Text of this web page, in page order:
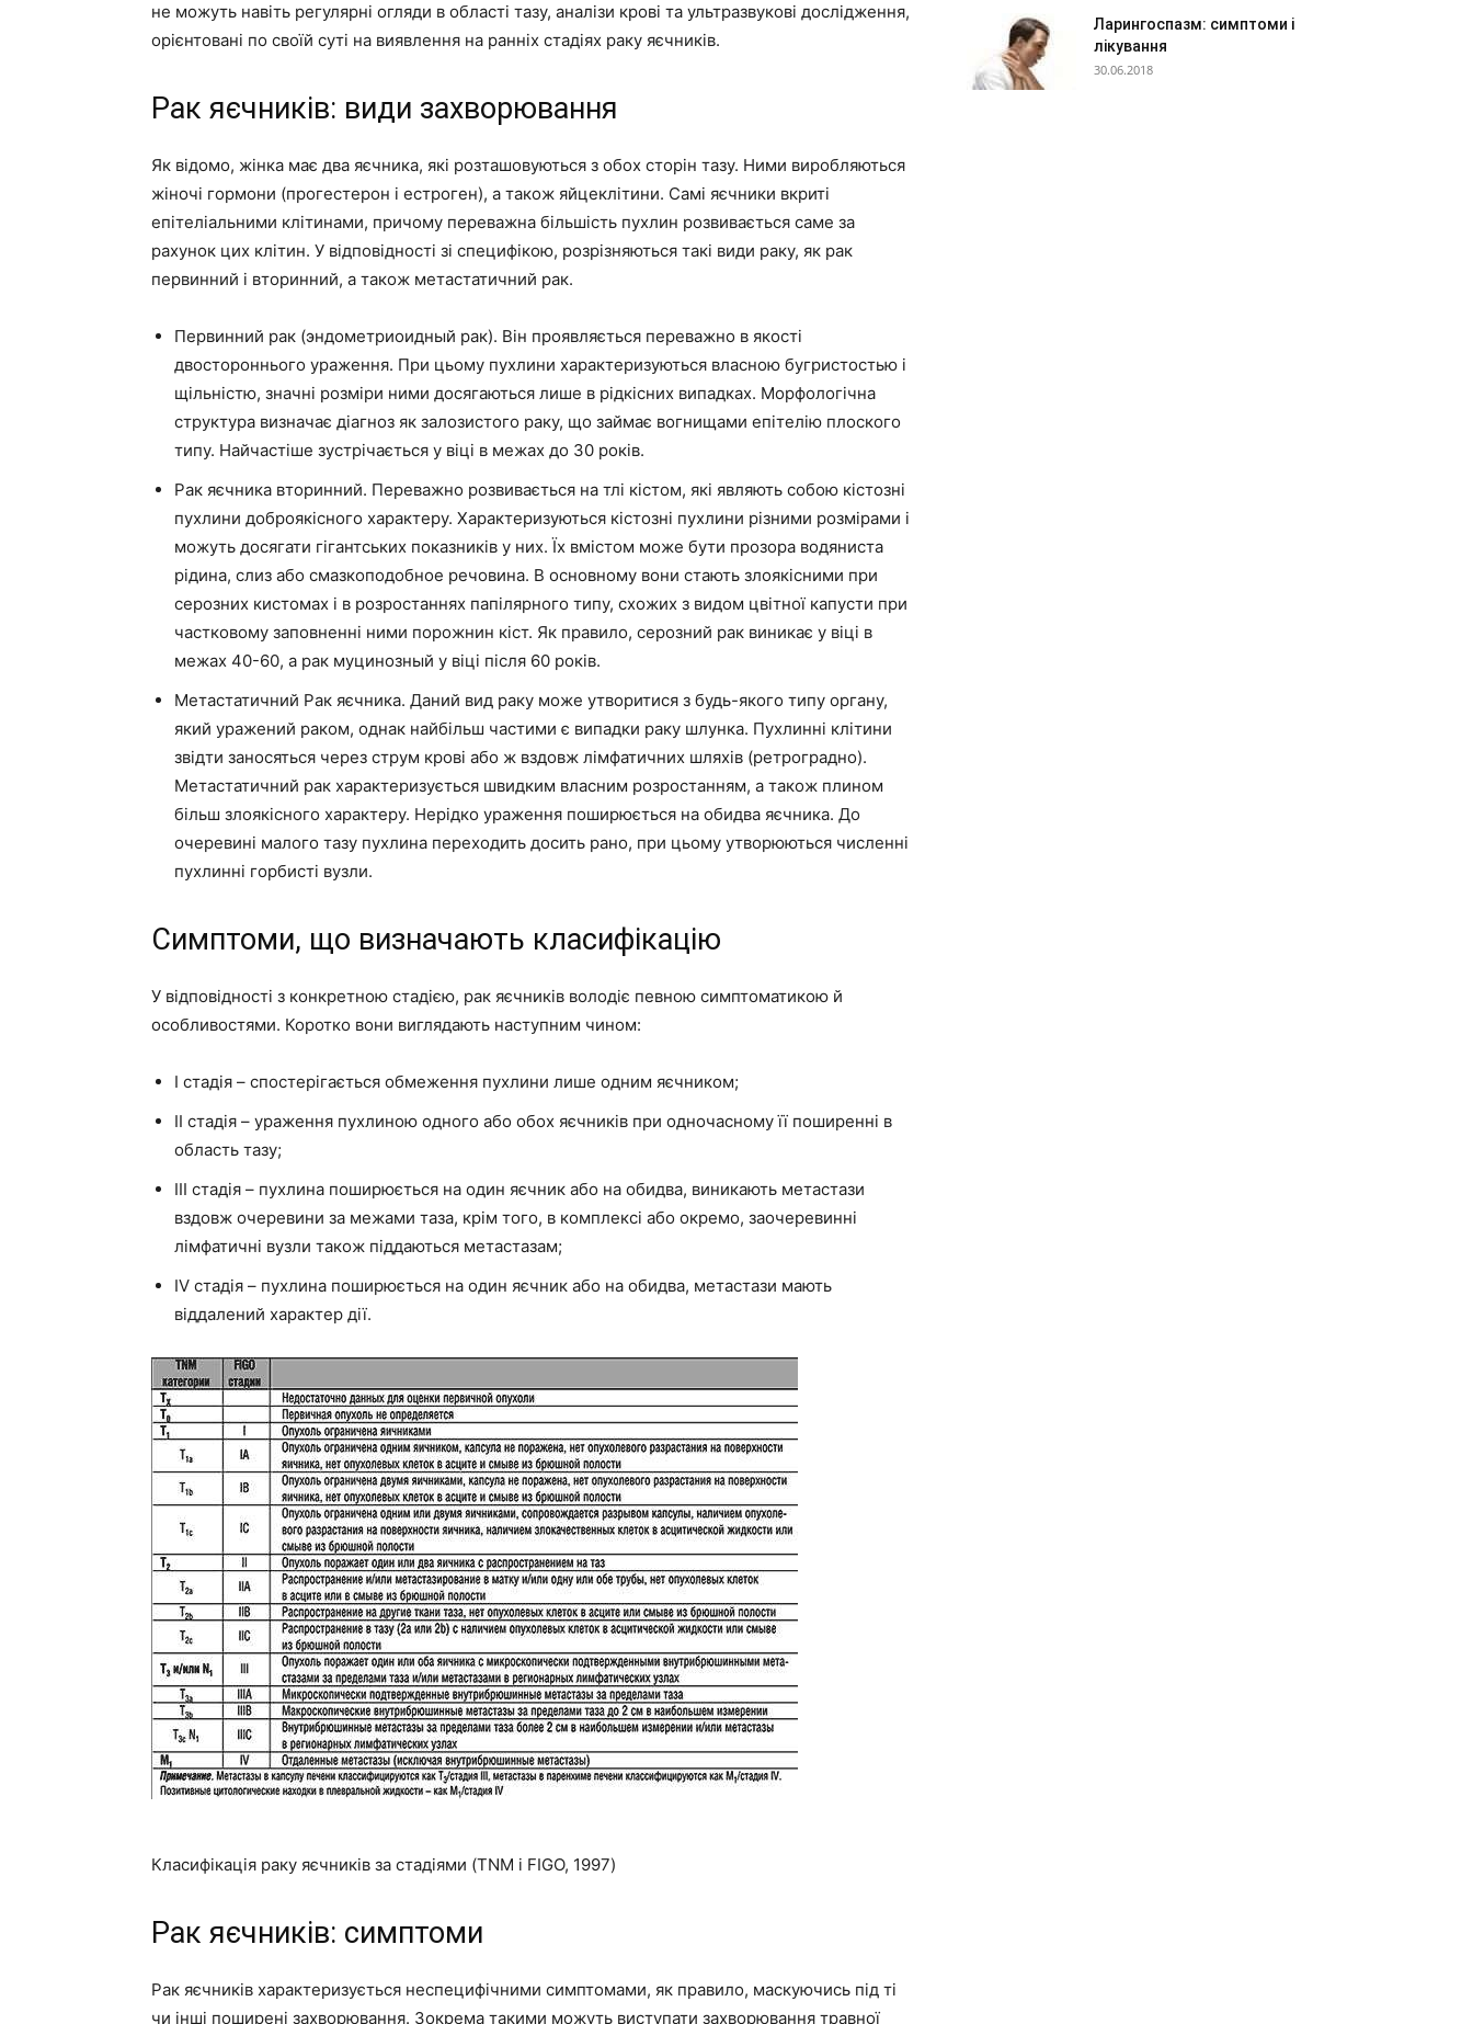
не можуть навіть регулярні огляди в області тазу, аналізи крові та ультразвукові дослідження,
орієнтовані по своїй суті на виявлення на ранніх стадіях раку яєчників.
Рак яєчників: види захворювання
Як відомо, жінка має два яєчника, які розташовуються з обох сторін тазу. Ними виробляються
жіночі гормони (прогестерон і естроген), а також яйцеклітини. Самі яєчники вкриті
епітеліальними клітинами, причому переважна більшість пухлин розвивається саме за
рахунок цих клітин. У відповідності зі специфікою, розрізняються такі види раку, як рак
первинний і вторинний, а також метастатичний рак.
Первинний рак (эндометриоидный рак). Він проявляється переважно в якості
двостороннього ураження. При цьому пухлини характеризуються власною бугристостью і
щільністю, значні розміри ними досягаються лише в рідкісних випадках. Морфологічна
структура визначає діагноз як залозистого раку, що займає вогнищами епітелію плоского
типу. Найчастіше зустрічається у віці в межах до 30 років.
Рак яєчника вторинний. Переважно розвивається на тлі кістом, які являють собою кістозні
пухлини доброякісного характеру. Характеризуються кістозні пухлини різними розмірами і
можуть досягати гігантських показників у них. Їх вмістом може бути прозора водяниста
рідина, слиз або смазкоподобное речовина. В основному вони стають злоякісними при
серозних кистомах і в розростаннях папілярного типу, схожих з видом цвітної капусти при
частковому заповненні ними порожнин кіст. Як правило, серозний рак виникає у віці в
межах 40-60, а рак муцинозный у віці після 60 років.
Метастатичний Рак яєчника. Даний вид раку може утворитися з будь-якого типу органу,
який уражений раком, однак найбільш частими є випадки раку шлунка. Пухлинні клітини
звідти заносяться через струм крові або ж вздовж лімфатичних шляхів (ретроградно).
Метастатичний рак характеризується швидким власним розростанням, а також плином
більш злоякісного характеру. Нерідко ураження поширюється на обидва яєчника. До
очеревині малого тазу пухлина переходить досить рано, при цьому утворюються численні
пухлинні горбисті вузли.
Симптоми, що визначають класифікацію
У відповідності з конкретною стадією, рак яєчників володіє певною симптоматикою й
особливостями. Коротко вони виглядають наступним чином:
I стадія – спостерігається обмеження пухлини лише одним яєчником;
II стадія – ураження пухлиною одного або обох яєчників при одночасному її поширенні в
область тазу;
III стадія – пухлина поширюється на один яєчник або на обидва, виникають метастази
вздовж очеревини за межами таза, крім того, в комплексі або окремо, заочеревинні
лімфатичні вузли також піддаються метастазам;
IV стадія – пухлина поширюється на один яєчник або на обидва, метастази мають
віддалений характер дії.
Класифікація раку яєчників за стадіями (TNM і FIGO, 1997)
Рак яєчників: симптоми
Рак яєчників характеризується неспецифічними симптомами, як правило, маскуючись під ті
чи інші поширені захворювання. Зокрема такими можуть виступати захворювання травної
Ларингоспазм: симптоми і
лікування
30.06.2018